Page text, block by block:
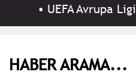
UEFA Avrupa
HABER ARAMA...